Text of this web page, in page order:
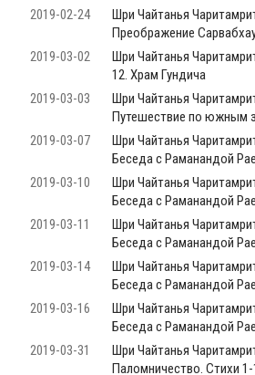
2019-02-24
Шри Чайтанья
Преображение
2019-03-02
Шри Чайтанья
12. Храм Гундича
2019-03-03
Шри Чайтанья
Путешествие по южным
2019-03-07
Шри Чайтанья
Беседа с Раманандой
2019-03-10
Шри Чайтанья
Беседа с Раманандой
2019-03-11
Шри Чайтанья
Беседа с Раманандой
2019-03-14
Шри Чайтанья
Беседа с Раманандой
2019-03-16
Шри Чайтанья
Беседа с Раманандой
2019-03-31
Шри Чайтанья
Паломничество. Стихи 1-